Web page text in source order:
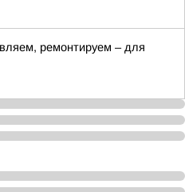
ремонтируем – для